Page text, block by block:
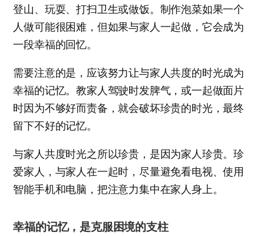
登山、玩耍、打扫卫生或做饭。制作泡菜如果一个
人做可能很困难，但如果与家人一起做，它会成为
一段幸福的回忆。
需要注意的是，应该努力让与家人共度的时光成为
幸福的记忆。教家人驾驶时发脾气，或一起做面片
时因为不够好而责备，就会破坏珍贵的时光，最终
留下不好的记忆。
与家人共度时光之所以珍贵，是因为家人珍贵。珍
爱家人，与家人在一起时，尽量避免看电视、使用
智能手机和电脑，把注意力集中在家人身上。
幸福的记忆，是克服困境的支柱